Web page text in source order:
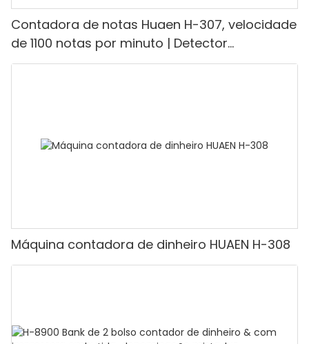
Contadora de notas Huaen H-307, velocidade
de 1100 notas por minuto | Detector
UV/Magnético/Infravermelho/Falsificante,
Máquina contadora de dinheiro HUAEN H-308